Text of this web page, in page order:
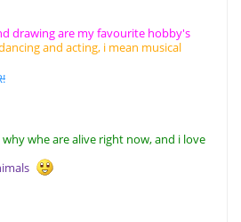
drawing are my favourite hobby's
and acting, i mean musical
whe are alive right now, and i love